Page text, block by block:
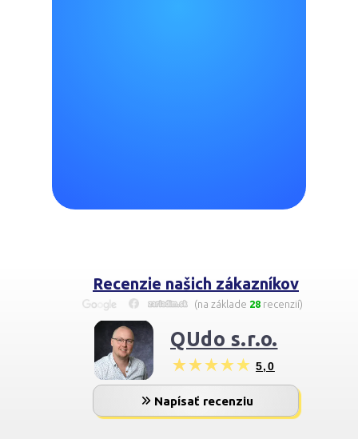
Recenzie našich zákazníkov
(na základe 28recenzií)
5,0
Napísať recenziu
QUdo s.r.o.